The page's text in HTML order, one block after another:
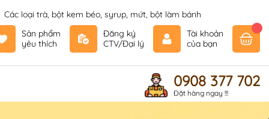
Các loại trà, bột kem béo, syrup, mứt, bột làm bánh
Sản phẩm
yêu thích
Đăng ký
CTV/Đại lý
Tài khoản
của bạn
0908 377 702
Đặt hàng ngay !!!